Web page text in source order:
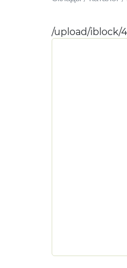
/upload/iblock/